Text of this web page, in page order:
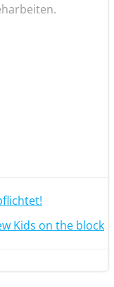
Kids on the block